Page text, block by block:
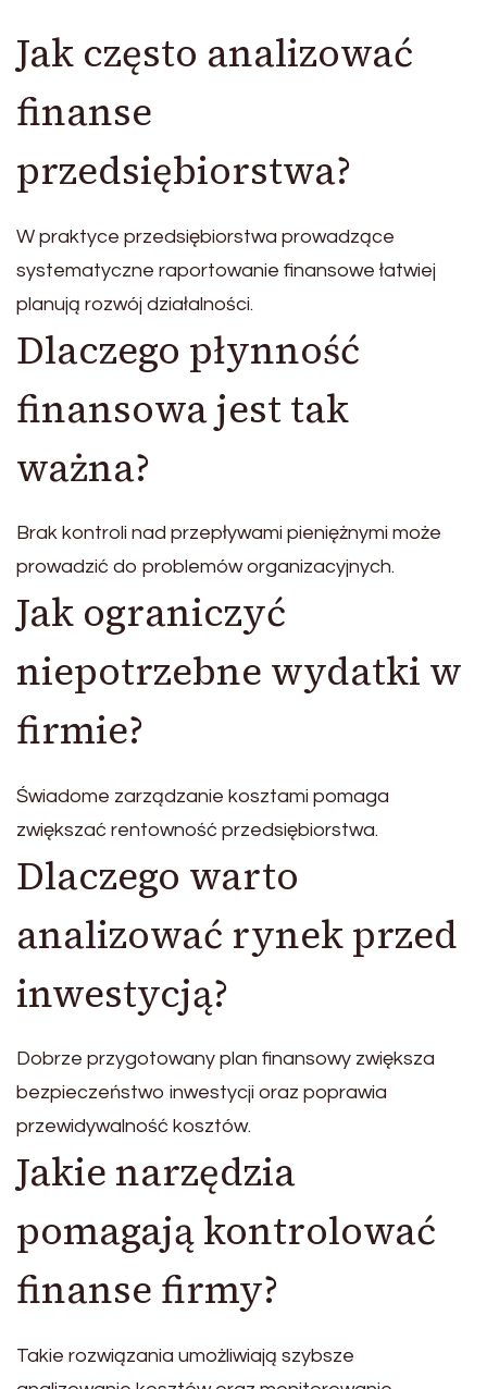
Jak często analizować
finanse
przedsiębiorstwa?
W praktyce przedsiębiorstwa prowadzące
systematyczne raportowanie finansowe łatwiej
planują rozwój działalności.
Dlaczego płynność
finansowa jest tak
ważna?
Brak kontroli nad przepływami pieniężnymi może
prowadzić do problemów organizacyjnych.
Jak ograniczyć
niepotrzebne wydatki w
firmie?
Świadome zarządzanie kosztami pomaga
zwiększać rentowność przedsiębiorstwa.
Dlaczego warto
analizować rynek przed
inwestycją?
Dobrze przygotowany plan finansowy zwiększa
bezpieczeństwo inwestycji oraz poprawia
przewidywalność kosztów.
Jakie narzędzia
pomagają kontrolować
finanse firmy?
Takie rozwiązania umożliwiają szybsze